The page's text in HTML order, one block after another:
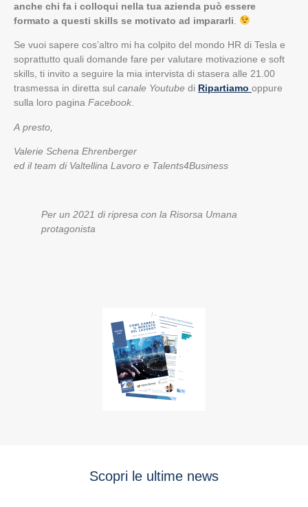
anche chi fa i colloqui nella tua azienda può essere
formato a questi skills se motivato ad impararli
Se vuoi sapere cos’altro mi ha colpito del mondo HR di Tesla e
soprattutto quali domande fare per valutare motivazione e soft
skills, ti invito a seguire la mia intervista di stasera alle 21.00
trasmessa in diretta sul canale Youtube di Ripartiamo oppure
sulla loro pagina Facebook.
A presto,
Valerie Schena Ehrenberger
ed il team di Valtellina Lavoro e Talents4Business
Per un 2021 di ripresa con la Risorsa Umana
protagonista
Scopri le ultime news